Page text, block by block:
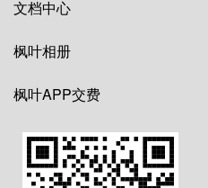
文档中心
枫叶相册
枫叶APP交费
图
像